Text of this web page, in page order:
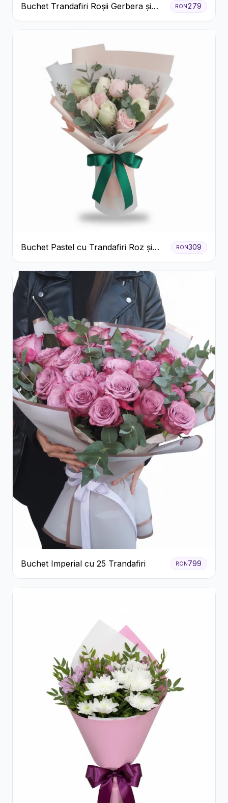
Buchet Trandafiri Roșii Gerbera și
Verdeață
RON279
Buchet Pastel cu Trandafiri Roz și
Albi
RON309
Buchet Imperial cu 25 Trandafiri RON799